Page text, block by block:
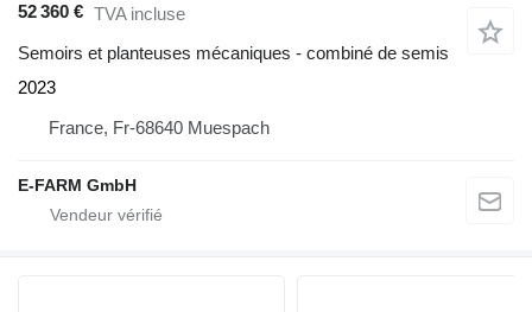
52 360 € TVA incluse
Semoirs et planteuses mécaniques - combiné de semis
2023
France, Fr-68640 Muespach
E-FARM GmbH